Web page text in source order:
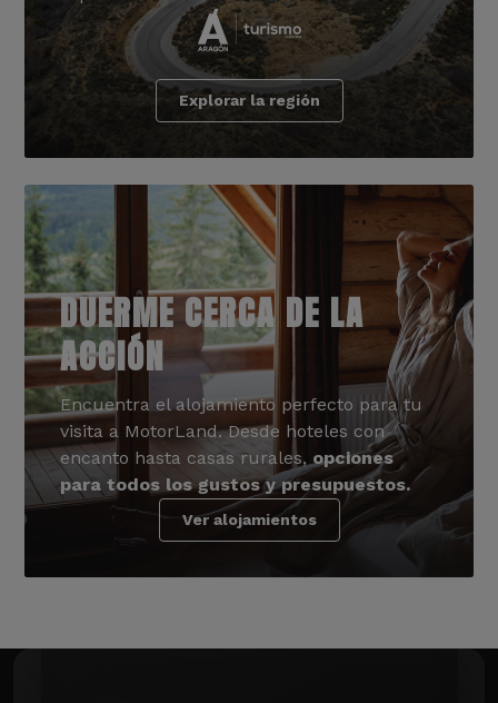
Explorar la región
DUERME CERCA DE LA
ACCIÓN
Encuentra el alojamiento perfecto para tu
visita a MotorLand. Desde hoteles con
encanto hasta casas rurales, opciones
para todos los gustos y presupuestos.
Ver alojamientos